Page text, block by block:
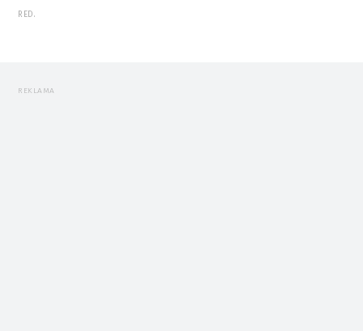
RED.
REKLAMA